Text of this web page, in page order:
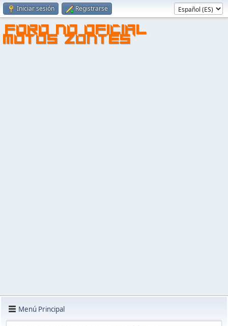
Iniciar sesión Registrarse
FORO NO OFICIAL
MOTOS ZONTES
Menú Principal